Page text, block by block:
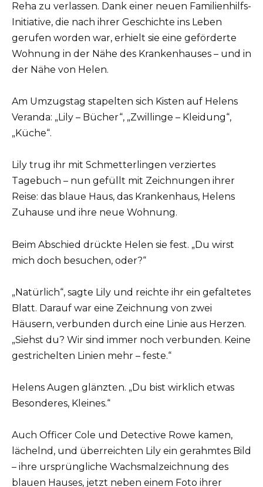
Reha zu verlassen. Dank einer neuen Familienhilfs-
Initiative, die nach ihrer Geschichte ins Leben
gerufen worden war, erhielt sie eine geförderte
Wohnung in der Nähe des Krankenhauses – und in
der Nähe von Helen.
Am Umzugstag stapelten sich Kisten auf Helens
Veranda: „Lily – Bücher“, „Zwillinge – Kleidung“,
„Küche“.
Lily trug ihr mit Schmetterlingen verziertes
Tagebuch – nun gefüllt mit Zeichnungen ihrer
Reise: das blaue Haus, das Krankenhaus, Helens
Zuhause und ihre neue Wohnung.
Beim Abschied drückte Helen sie fest. „Du wirst
mich doch besuchen, oder?“
„Natürlich“, sagte Lily und reichte ihr ein gefaltetes
Blatt. Darauf war eine Zeichnung von zwei
Häusern, verbunden durch eine Linie aus Herzen.
„Siehst du? Wir sind immer noch verbunden. Keine
gestrichelten Linien mehr – feste.“
Helens Augen glänzten. „Du bist wirklich etwas
Besonderes, Kleines.“
Auch Officer Cole und Detective Rowe kamen,
lächelnd, und überreichten Lily ein gerahmtes Bild
– ihre ursprüngliche Wachsmalzeichnung des
blauen Hauses, jetzt neben einem Foto ihrer